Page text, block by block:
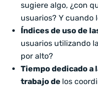
sugiere algo, ¿con
usuarios? Y cuando
Índices de uso de
usuarios utilizando
por alto?
Tiempo dedicado a
trabajo de los